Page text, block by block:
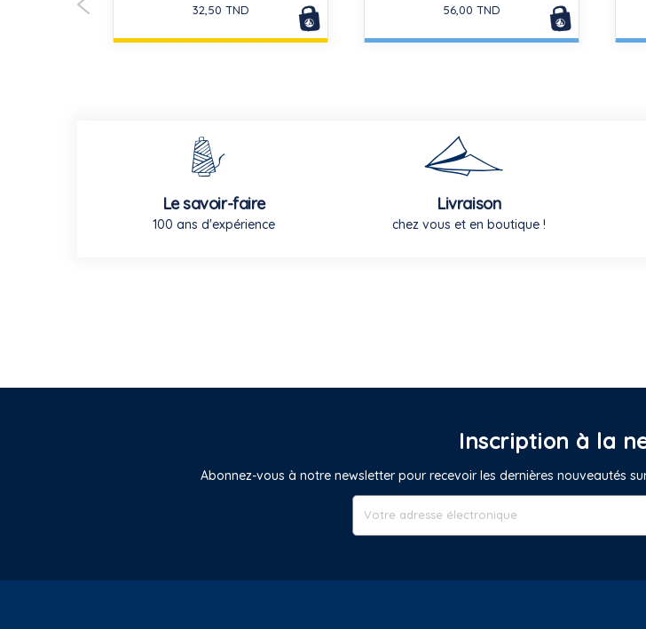
32,50 TND 56,00 TND
Le savoir-faire
100 ans d'expérience
Livraison
chez vous et en boutique !
Inscription à la
Abonnez-vous à notre newsletter pour recevoir les dernières nouveautés